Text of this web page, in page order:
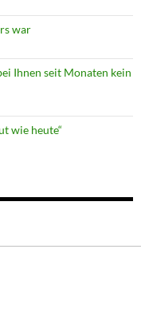
war
Ihnen seit Monaten kein
wie heute“